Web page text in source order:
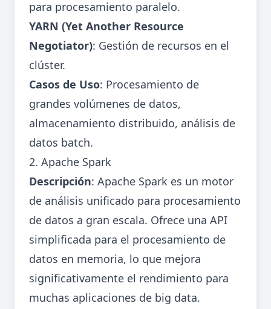
para procesamiento paralelo.
YARN (Yet Another Resource
Negotiator): Gestión de recursos en el
clúster.
Casos de Uso: Procesamiento de
grandes volúmenes de datos,
almacenamiento distribuido, análisis de
datos batch.
2. Apache Spark
Descripción: Apache Spark es un motor
de análisis unificado para procesamiento
de datos a gran escala. Ofrece una API
simplificada para el procesamiento de
datos en memoria, lo que mejora
significativamente el rendimiento para
muchas aplicaciones de big data.